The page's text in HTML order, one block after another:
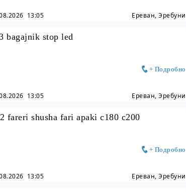
13:05 Ереван, Эребуни
bagajnik stop led
+ Подробно
13:05 Ереван, Эребуни
fareri shusha fari apaki c180 c200
+ Подробно
13:05 Ереван, Эребуни